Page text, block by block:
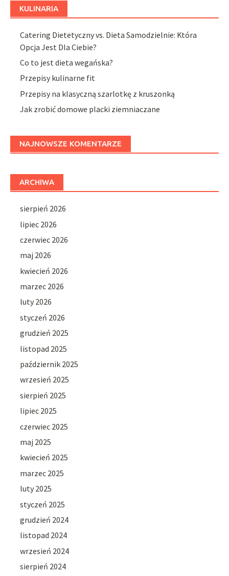
KULINARIA
Catering Dietetyczny vs. Dieta Samodzielnie: Która
Opcja Jest Dla Ciebie?
Co to jest dieta wegańska?
Przepisy kulinarne fit
Przepisy na klasyczną szarlotkę z kruszonką
Jak zrobić domowe placki ziemniaczane
NAJNOWSZE KOMENTARZE
ARCHIWA
sierpień 2026
lipiec 2026
czerwiec 2026
maj 2026
kwiecień 2026
marzec 2026
luty 2026
styczeń 2026
grudzień 2025
listopad 2025
październik 2025
wrzesień 2025
sierpień 2025
lipiec 2025
czerwiec 2025
maj 2025
kwiecień 2025
marzec 2025
luty 2025
styczeń 2025
grudzień 2024
listopad 2024
wrzesień 2024
sierpień 2024